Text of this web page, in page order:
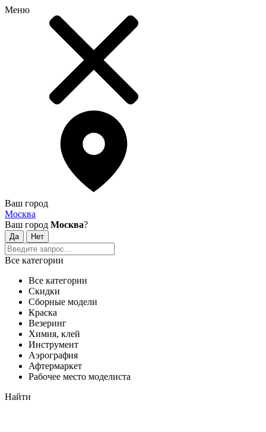
Меню
Ваш город
Москва
Ваш город Москва?
Все категории
Все категории
Скидки
Сборные модели
Краска
Везеринг
Химия, клей
Инструмент
Аэрография
Афтермаркет
Рабочее место моделиста
Найти